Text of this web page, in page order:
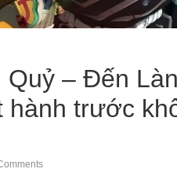
Quỷ – Đến
hành trước